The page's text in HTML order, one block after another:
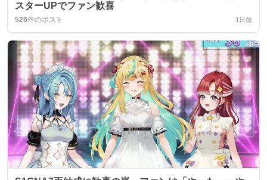
スターUPでファン歓喜
526件のポスト 1日前